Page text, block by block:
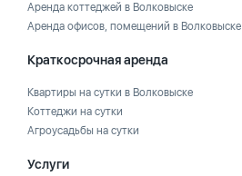
Аренда коттеджей в Волковыске
Аренда офисов, помещений в Волковыске
Краткосрочная аренда
Квартиры на сутки в Волковыске
Коттеджи на сутки
Агроусадьбы на сутки
Услуги